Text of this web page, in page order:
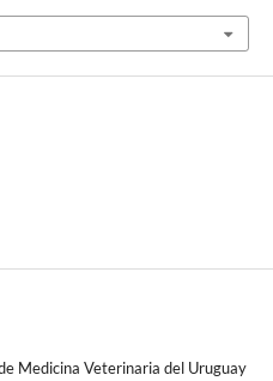
Medicina Veterinaria del Uruguay